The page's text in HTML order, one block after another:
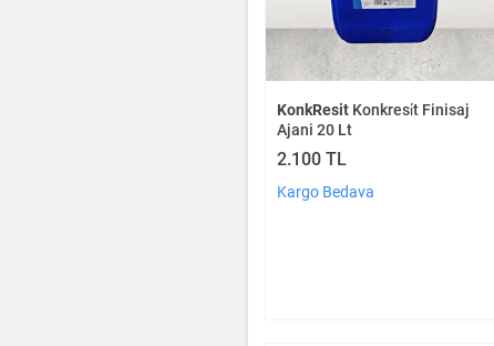
KonkResit Konkresi̇t Finisaj
Ajani 20 Lt
2.100 TL
Kargo Bedava